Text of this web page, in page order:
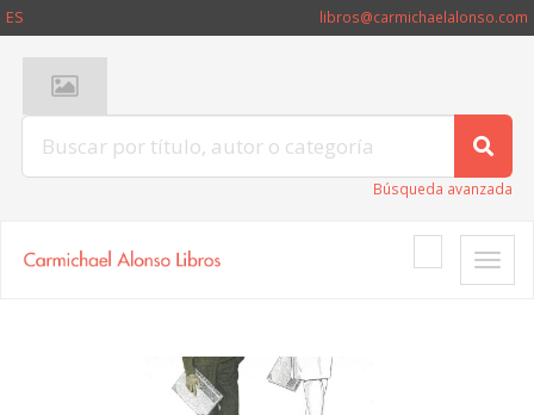
ES libros@carmichaelalonso.com
Búsqueda avanzada
Toggle